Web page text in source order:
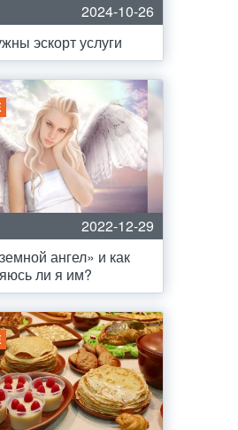
2024-10-26
эскорт услуги
2022-12-29
ангел» и как
ли я им?